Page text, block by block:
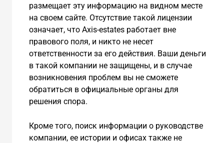
размещает эту информацию на видном месте
на своем сайте. Отсутствие такой лицензии
означает, что Axis-estates работает вне
правового поля, и никто не несет
ответственности за его действия. Ваши деньги
в такой компании не защищены, и в случае
возникновения проблем вы не сможете
обратиться в официальные органы для
решения спора.
Кроме того, поиск информации о руководстве
компании, ее истории и офисах также не